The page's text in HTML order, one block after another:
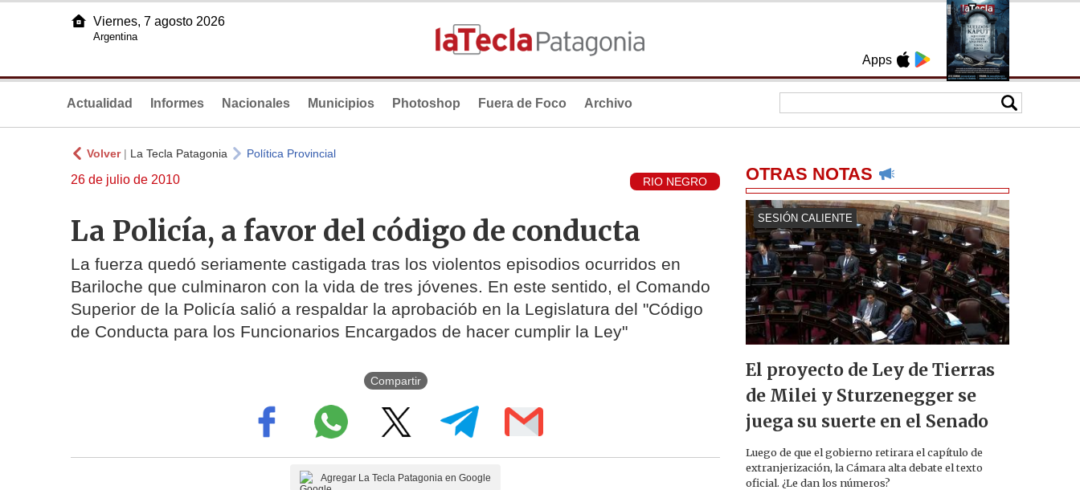
Apps
Viernes, 7 agosto 2026
Argentina
Actualidad Informes Nacionales Municipios Photoshop Fuera de Foco Archivo
Volver| La Tecla Patagonia Política Provincial
26 de julio de 2010 RIO NEGRO
La Policía, a favor del código de conducta
La fuerza quedó seriamente castigada tras los violentos episodios ocurridos en
Bariloche que culminaron con la vida de tres jóvenes. En este sentido, el Comando
Superior de la Policía salió a respaldar la aprobaciób en la Legislatura del "Código
de Conducta para los Funcionarios Encargados de hacer cumplir la Ley"
Compartir
Agregar La Tecla Patagonia en Google
OTRAS NOTAS
SESIÓN CALIENTE
El proyecto de Ley de Tierras
de Milei y Sturzenegger se
juega su suerte en el Senado
Luego de que el gobierno retirara el capítulo de
extranjerización, la Cámara alta debate el texto
oficial. ¿Le dan los números?